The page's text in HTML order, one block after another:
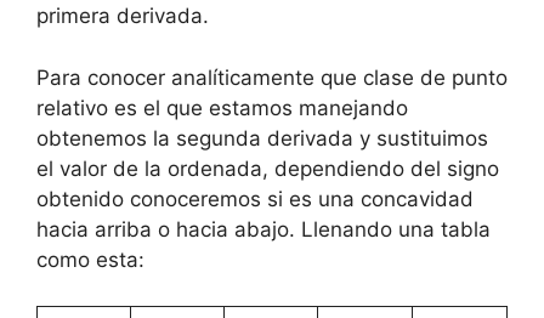
primera derivada.
Para conocer analíticamente que clase de punto
relativo es el que estamos manejando
obtenemos la segunda derivada y sustituimos
el valor de la ordenada, dependiendo del signo
obtenido conoceremos si es una concavidad
hacia arriba o hacia abajo. Llenando una tabla
como esta: